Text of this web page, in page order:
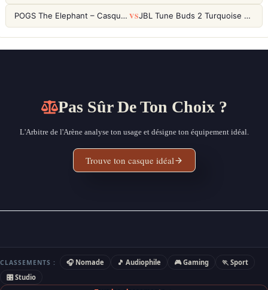
POGS The Elephant – Casque Filaire Enfants 85dB POGS-Safe™ (Éco-Responsable) VS JBL Tune Buds 2 Turquoise – Écouteurs True Wireless avec ANC et autonomie 48h
Pas Sûr De Ton Choix ?
L'Arbitre de l'Arène analyse ton usage et désigne ton équipement idéal.
Trouve ton casque idéal
CLASSEMENTS : 🎧 Nomade 🎵 Audiophile 🎮 Gaming
🏃 Sport
🎛 Studio